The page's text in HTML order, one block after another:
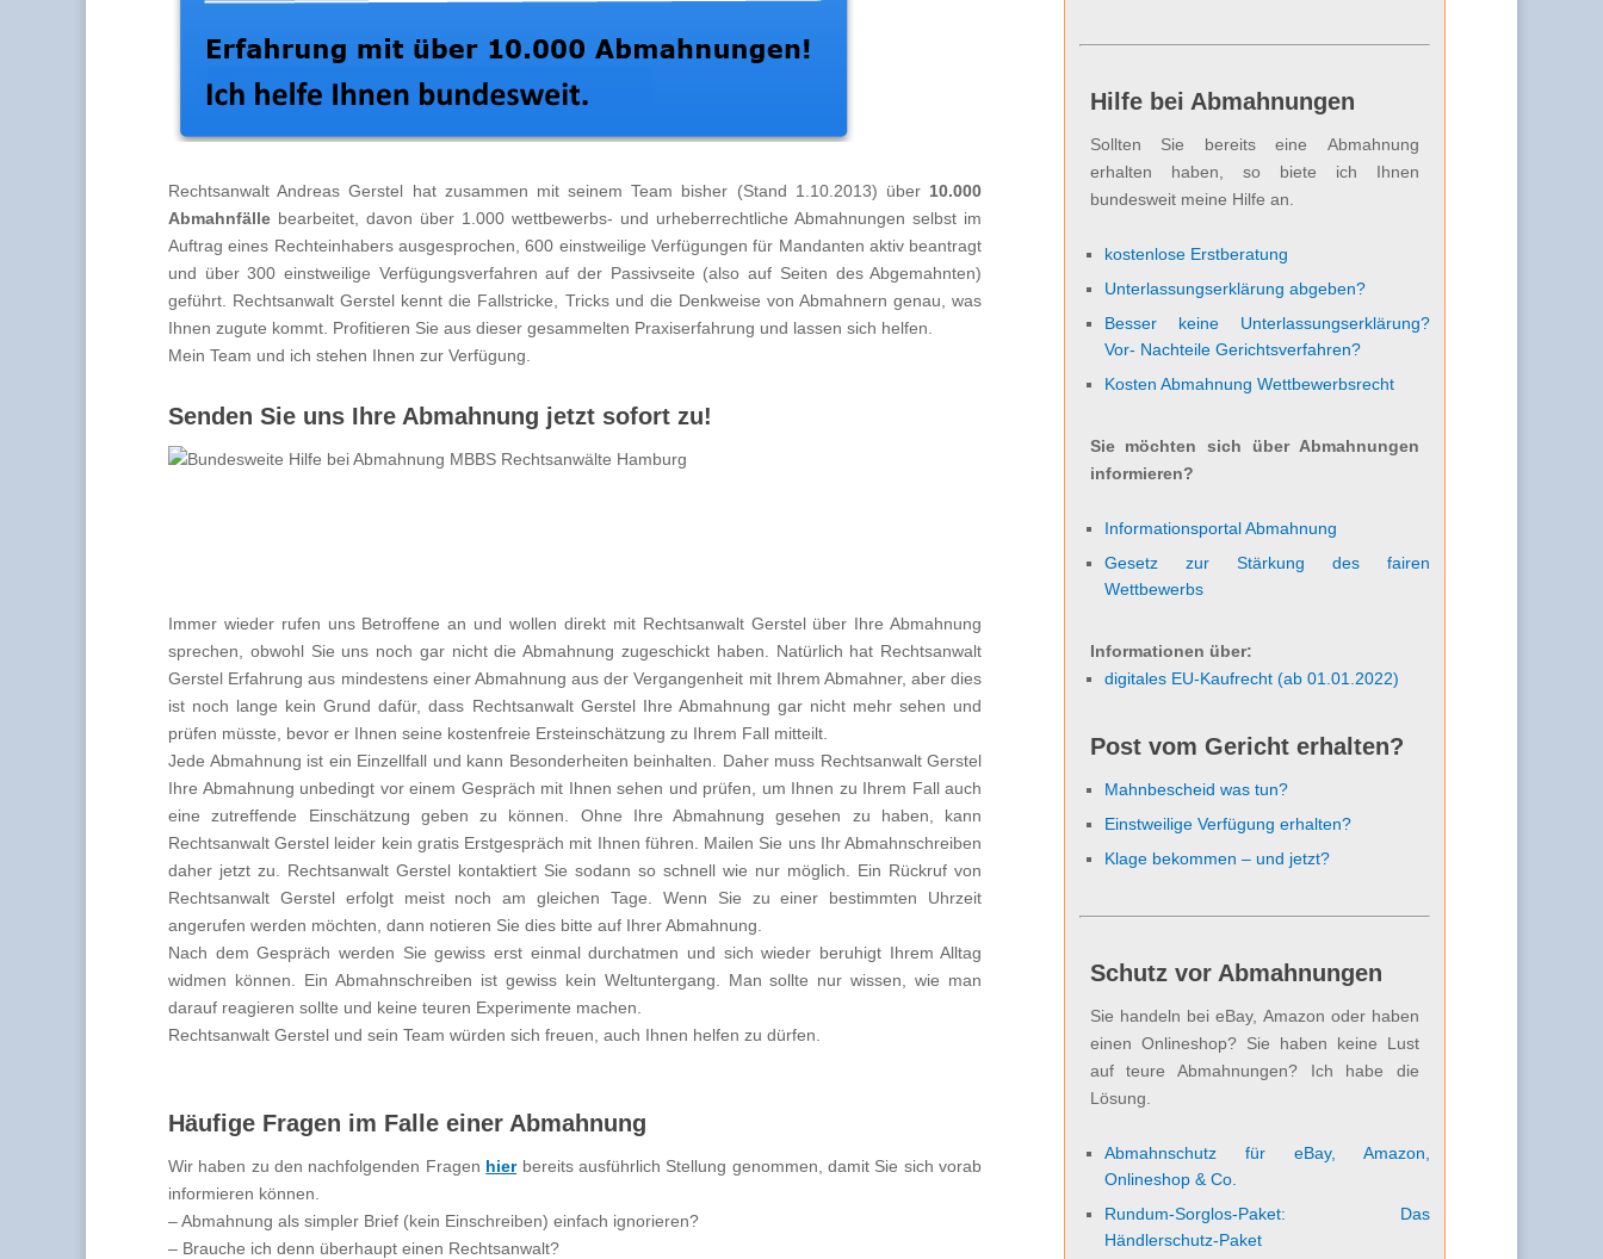
Rechtsanwalt Andreas Gerstel hat zusammen mit seinem Team bisher (Stand 1.10.2013) über 10.000
Abmahnfälle bearbeitet, davon über 1.000 wettbewerbs- und urheberrechtliche Abmahnungen selbst im
Auftrag eines Rechteinhabers ausgesprochen, 600 einstweilige Verfügungen für Mandanten aktiv beantragt
und über 300 einstweilige Verfügungsverfahren auf der Passivseite (also auf Seiten des Abgemahnten)
geführt. Rechtsanwalt Gerstel kennt die Fallstricke, Tricks und die Denkweise von Abmahnern genau, was
Ihnen zugute kommt. Profitieren Sie aus dieser gesammelten Praxiserfahrung und lassen sich helfen.
Mein Team und ich stehen Ihnen zur Verfügung.
Senden Sie uns Ihre Abmahnung jetzt sofort zu!
Immer wieder rufen uns Betroffene an und wollen direkt mit Rechtsanwalt Gerstel über Ihre Abmahnung
sprechen, obwohl Sie uns noch gar nicht die Abmahnung zugeschickt haben. Natürlich hat Rechtsanwalt
Gerstel Erfahrung aus mindestens einer Abmahnung aus der Vergangenheit mit Ihrem Abmahner, aber dies
ist noch lange kein Grund dafür, dass Rechtsanwalt Gerstel Ihre Abmahnung gar nicht mehr sehen und
prüfen müsste, bevor er Ihnen seine kostenfreie Ersteinschätzung zu Ihrem Fall mitteilt.
Jede Abmahnung ist ein Einzellfall und kann Besonderheiten beinhalten. Daher muss Rechtsanwalt Gerstel
Ihre Abmahnung unbedingt vor einem Gespräch mit Ihnen sehen und prüfen, um Ihnen zu Ihrem Fall auch
eine zutreffende Einschätzung geben zu können. Ohne Ihre Abmahnung gesehen zu haben, kann
Rechtsanwalt Gerstel leider kein gratis Erstgespräch mit Ihnen führen. Mailen Sie uns Ihr Abmahnschreiben
daher jetzt zu. Rechtsanwalt Gerstel kontaktiert Sie sodann so schnell wie nur möglich. Ein Rückruf von
Rechtsanwalt Gerstel erfolgt meist noch am gleichen Tage. Wenn Sie zu einer bestimmten Uhrzeit
angerufen werden möchten, dann notieren Sie dies bitte auf Ihrer Abmahnung.
Nach dem Gespräch werden Sie gewiss erst einmal durchatmen und sich wieder beruhigt Ihrem Alltag
widmen können. Ein Abmahnschreiben ist gewiss kein Weltuntergang. Man sollte nur wissen, wie man
darauf reagieren sollte und keine teuren Experimente machen.
Rechtsanwalt Gerstel und sein Team würden sich freuen, auch Ihnen helfen zu dürfen.
Häufige Fragen im Falle einer Abmahnung
Wir haben zu den nachfolgenden Fragen hierbereits ausführlich Stellung genommen, damit Sie sich vorab
informieren können.
– Abmahnung als simpler Brief (kein Einschreiben) einfach ignorieren?
– Brauche ich denn überhaupt einen Rechtsanwalt?
Hilfe bei Abmahnungen
Sollten Sie bereits eine Abmahnung
erhalten haben, so biete ich Ihnen
bundesweit meine Hilfe an.
kostenlose Erstberatung
Unterlassungserklärung abgeben?
Besser keine Unterlassungserklärung?
Vor- Nachteile Gerichtsverfahren?
Kosten Abmahnung Wettbewerbsrecht
Sie möchten sich über Abmahnungen
informieren?
Informationsportal Abmahnung
Gesetz zur Stärkung des fairen
Wettbewerbs
Informationen über:
digitales EU-Kaufrecht (ab 01.01.2022)
Post vom Gericht erhalten?
Mahnbescheid was tun?
Einstweilige Verfügung erhalten?
Klage bekommen – und jetzt?
Schutz vor Abmahnungen
Sie handeln bei eBay, Amazon oder haben
einen Onlineshop? Sie haben keine Lust
auf teure Abmahnungen? Ich habe die
Lösung.
Abmahnschutz für eBay, Amazon,
Onlineshop & Co.
Rundum-Sorglos-Paket: Das
Händlerschutz-Paket